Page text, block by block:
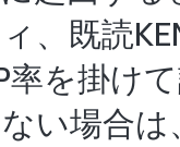
、既読
率を掛け
い場合